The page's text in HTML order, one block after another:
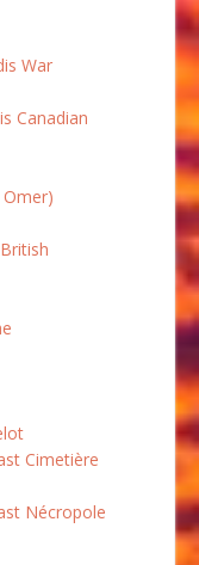
War
Canadian
Cimetière
Nécropole